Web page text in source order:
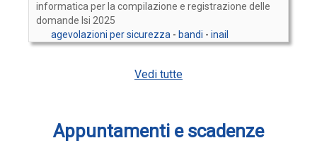
informatica per la compilazione e registrazione delle
domande Isi 2025
agevolazioni per sicurezza - bandi - inail
Vedi tutte
Appuntamenti e scadenze